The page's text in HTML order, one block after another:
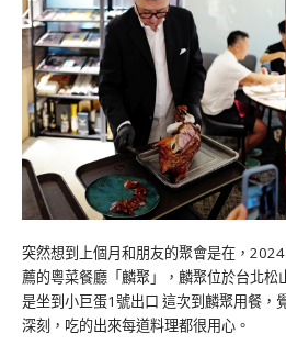
突然想到上個月和朋友的聚會是在，
薦的粵菜餐廳「麟聚」，麟聚位於台北松
是坐到小巨蛋1號出口 這次到麟聚用餐，
深刻，吃的出來每道料理都很用心。